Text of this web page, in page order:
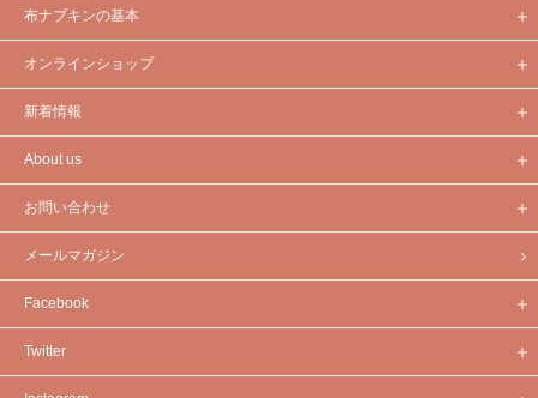
布ナプキンの基本
オンラインショップ
新着情報
About us
お問い合わせ
メールマガジン
Facebook
Twitter